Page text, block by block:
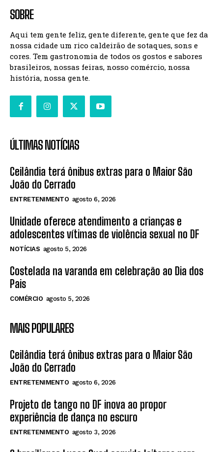
SOBRE
Aqui tem gente feliz, gente diferente, gente que fez da
nossa cidade um rico caldeirão de sotaques, sons e
cores. Tem gastronomia de todos os gostos e sabores
brasileiros, nossas feiras, nosso comércio, nossa
história, nossa gente.
ÚLTIMAS NOTÍCIAS
Ceilândia terá ônibus extras para o Maior São
João do Cerrado
ENTRETENIMENTO agosto 6, 2026
Unidade oferece atendimento a crianças e
adolescentes vítimas de violência sexual no DF
NOTÍCIAS agosto 5, 2026
Costelada na varanda em celebração ao Dia dos
Pais
COMÉRCIO agosto 5, 2026
MAIS POPULARES
Ceilândia terá ônibus extras para o Maior São
João do Cerrado
ENTRETENIMENTO agosto 6, 2026
Projeto de tango no DF inova ao propor
experiência de dança no escuro
ENTRETENIMENTO agosto 3, 2026